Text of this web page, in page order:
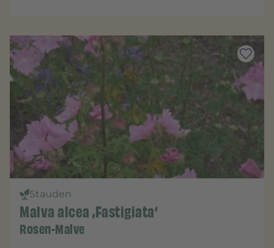
Stauden
Malva alcea ‚Fastigiata‘
Rosen-Malve